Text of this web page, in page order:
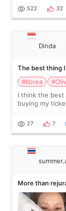
since I work as a
522 32
Dinda
The best thing
#Korea
I think the best
buying my
too much…
27 7
More than